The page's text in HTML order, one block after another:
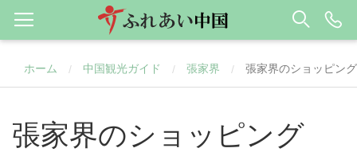
ホーム / 中国観光ガイド / 張家界 / 張家界のショッピング
張家界のショッピング